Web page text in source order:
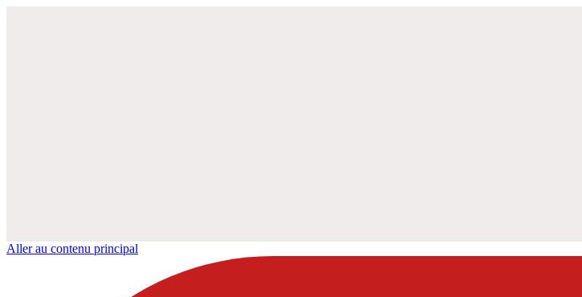
Aller au contenu principal